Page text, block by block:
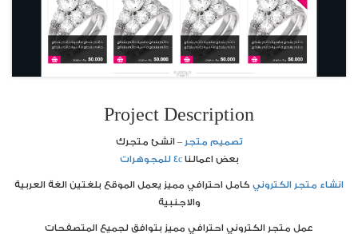
Project Description
تصميم متجر – انشئ متجرك
بعض اعمالنا4c للمجوهرات
انشاء متجر الكتروني كامل احترافي مميز يعمل الموقع بلغتين الغة العربية
والاجنبية
عمل متجر الكتروني احترافي مميز بتوافق لجميع المتصفحات